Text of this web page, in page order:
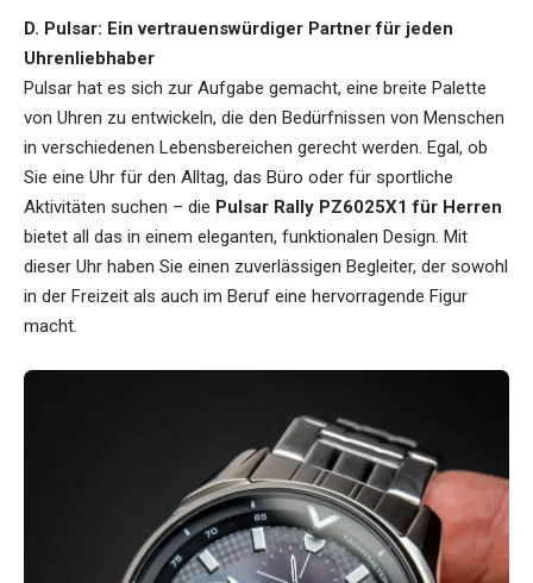
D. Pulsar: Ein vertrauenswürdiger Partner für jeden
Uhrenliebhaber
Pulsar hat es sich zur Aufgabe gemacht, eine breite Palette
von Uhren zu entwickeln, die den Bedürfnissen von Menschen
in verschiedenen Lebensbereichen gerecht werden. Egal, ob
Sie eine Uhr für den Alltag, das Büro oder für sportliche
Aktivitäten suchen – die Pulsar Rally PZ6025X1 für Herren
bietet all das in einem eleganten, funktionalen Design. Mit
dieser Uhr haben Sie einen zuverlässigen Begleiter, der sowohl
in der Freizeit als auch im Beruf eine hervorragende Figur
macht.